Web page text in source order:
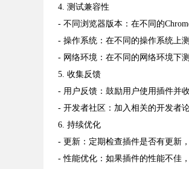
4. 测试兼容性
- 不同浏览器版本：在不同的
- 操作系统：在不同的操作系统上
- 网络环境：在不同的网络环境下
5. 收集反馈
- 用户反馈：鼓励用户使用插件并
- 开发者社区：加入相关的开发者
6. 持续优化
- 更新：定期检查插件是否有更新
- 性能优化：如果插件的性能不佳